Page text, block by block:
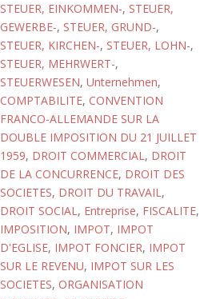
STEUER, EINKOMMEN-, STEUER,
GEWERBE-, STEUER, GRUND-,
STEUER, KIRCHEN-, STEUER, LOHN-,
STEUER, MEHRWERT-,
STEUERWESEN, Unternehmen,
COMPTABILITE, CONVENTION
FRANCO-ALLEMANDE SUR LA
DOUBLE IMPOSITION DU 21 JUILLET
1959, DROIT COMMERCIAL, DROIT
DE LA CONCURRENCE, DROIT DES
SOCIETES, DROIT DU TRAVAIL,
DROIT SOCIAL, Entreprise, FISCALITE,
IMPOSITION, IMPOT, IMPOT
D'EGLISE, IMPOT FONCIER, IMPOT
SUR LE REVENU, IMPOT SUR LES
SOCIETES, ORGANISATION